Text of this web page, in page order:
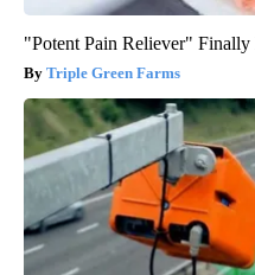
"Potent Pain Reliever"
Triple Green Farms